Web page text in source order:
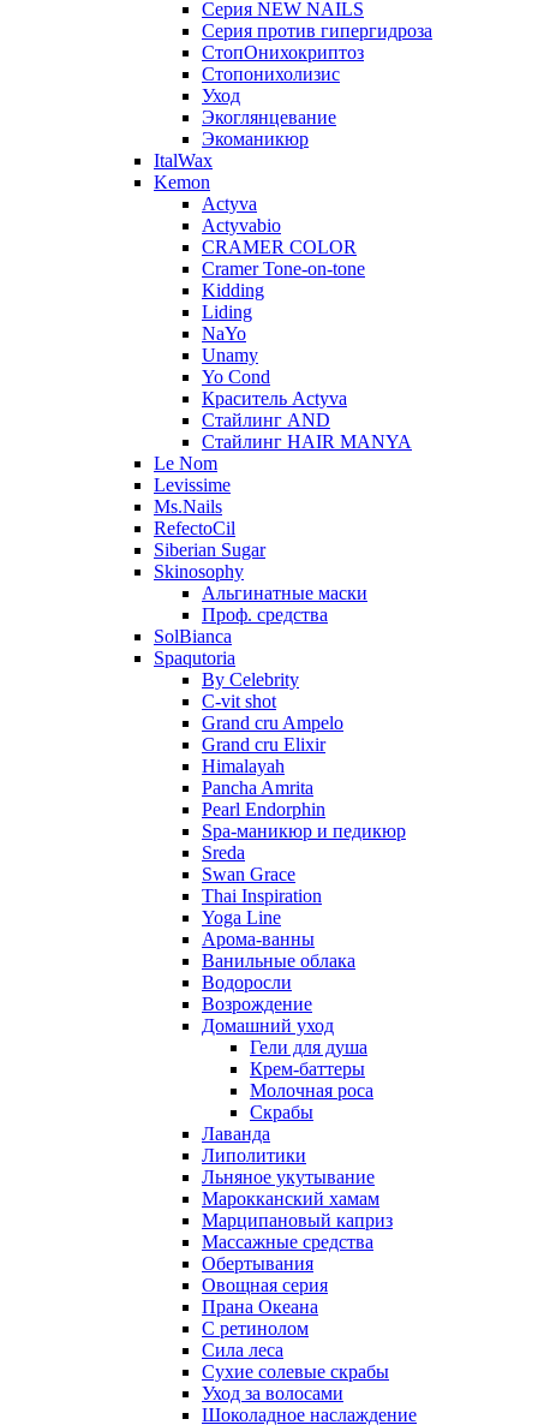
Серия NEW NAILS
Серия против гипергидроза
СтопОнихокриптоз
Стопонихолизис
Уход
Экоглянцевание
Экоманикюр
ItalWax
Kemon
Actyva
Actyvabio
CRAMER COLOR
Cramer Tone-on-tone
Kidding
Liding
NaYo
Unamy
Yo Cond
Краситель Actyva
Стайлинг AND
Стайлинг HAIR MANYA
Le Nom
Levissime
Ms.Nails
RefectoCil
Siberian Sugar
Skinosophy
Альгинатные маски
Проф. средства
SolBianca
Spaqutoria
By Celebrity
C-vit shot
Grand cru Ampelo
Grand сru Elixir
Himalayah
Pancha Amrita
Pearl Endorphin
Spa-маникюр и педикюр
Sreda
Swan Grace
Thai Inspiration
Yoga Line
Арома-ванны
Ванильные облака
Водоросли
Возрождение
Домашний уход
Гели для душа
Крем-баттеры
Молочная роса
Скрабы
Лаванда
Липолитики
Льняное укутывание
Марокканский хамам
Марципановый каприз
Массажные средства
Обертывания
Овощная серия
Прана Океана
С ретинолом
Сила леса
Сухие солевые скрабы
Уход за волосами
Шоколадное наслаждение